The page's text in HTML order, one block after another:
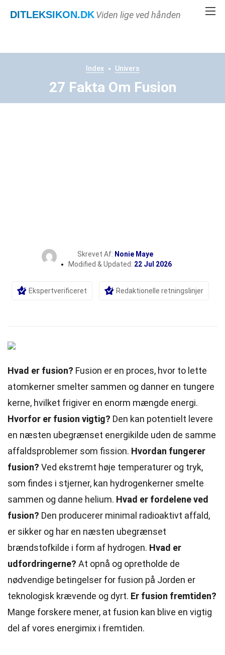
DITLEKSIKON.DKViden lige ved hånden
Index Univers
27 Fakta Om Fusion
Skrevet Af: Nonie Maye
Modified & Updated: 22 Jul 2026
Ekspertverificeret Redaktionelle retningslinjer
Hvad er fusion? Fusion er en proces, hvor to lette
atomkerner smelter sammen og danner en tungere
kerne, hvilket frigiver en enorm mængde energi.
Hvorfor er fusion vigtig? Den kan potentielt levere
en næsten ubegrænset energikilde uden de samme
affaldsproblemer som fission. Hvordan fungerer
fusion? Ved ekstremt høje temperaturer og tryk,
som findes i stjerner, kan hydrogenkerner smelte
sammen og danne helium. Hvad er fordelene ved
fusion? Den producerer minimal radioaktivt affald,
er sikker og har en næsten ubegrænset
brændstofkilde i form af hydrogen. Hvad er
udfordringerne? At opnå og opretholde de
nødvendige betingelser for fusion på Jorden er
teknologisk krævende og dyrt. Er fusion fremtiden?
Mange forskere mener, at fusion kan blive en vigtig
del af vores energimix i fremtiden.